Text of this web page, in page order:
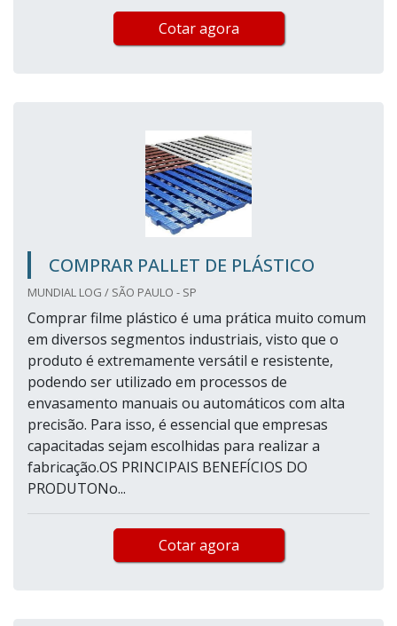
Cotar agora
COMPRAR PALLET DE PLÁSTICO
MUNDIAL LOG / SÃO PAULO - SP
Comprar filme plástico é uma prática muito comum
em diversos segmentos industriais, visto que o
produto é extremamente versátil e resistente,
podendo ser utilizado em processos de
envasamento manuais ou automáticos com alta
precisão. Para isso, é essencial que empresas
capacitadas sejam escolhidas para realizar a
fabricação.OS PRINCIPAIS BENEFÍCIOS DO
PRODUTONo...
Cotar agora